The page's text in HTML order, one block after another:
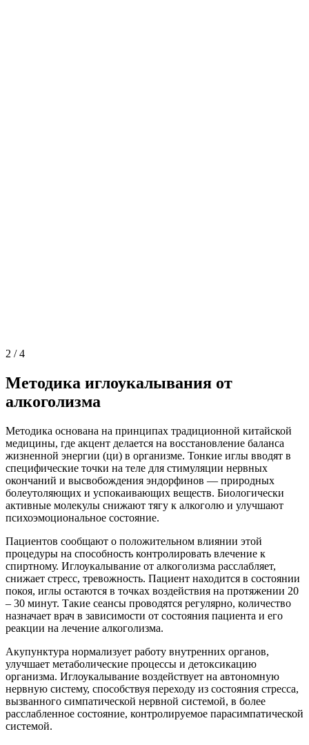
2 /4
Методика иглоукалывания от
алкоголизма
Методика основана на принципах традиционной китайской
медицины, где акцент делается на восстановление баланса
жизненной энергии (ци) в организме. Тонкие иглы вводят в
специфические точки на теле для стимуляции нервных
окончаний и высвобождения эндорфинов — природных
болеутоляющих и успокаивающих веществ. Биологически
активные молекулы снижают тягу к алкоголю и улучшают
психоэмоциональное состояние.
Пациентов сообщают о положительном влиянии этой
процедуры на способность контролировать влечение к
спиртному. Иглоукалывание от алкоголизма расслабляет,
снижает стресс, тревожность. Пациент находится в состоянии
покоя, иглы остаются в точках воздействия на протяжении 20
– 30 минут. Такие сеансы проводятся регулярно, количество
назначает врач в зависимости от состояния пациента и его
реакции на лечение алкоголизма.
Акупунктура нормализует работу внутренних органов,
улучшает метаболические процессы и детоксикацию
организма. Иглоукалывание воздействует на автономную
нервную систему, способствуя переходу из состояния стресса,
вызванного симпатической нервной системой, в более
расслабленное состояние, контролируемое парасимпатической
системой.